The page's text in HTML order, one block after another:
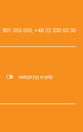
055 055, +48 22 330 03 30
wesprzyj e-pity